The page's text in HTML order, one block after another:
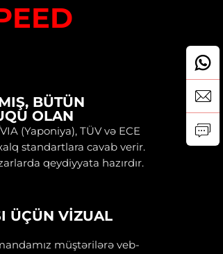
BÜTÜN
OLAN
(Yaponiya), TÜV və ECE
standartlara cavab verir.
qeydiyyata hazırdır.
ÜÇÜN VIZUAL
müştərilərə veb-